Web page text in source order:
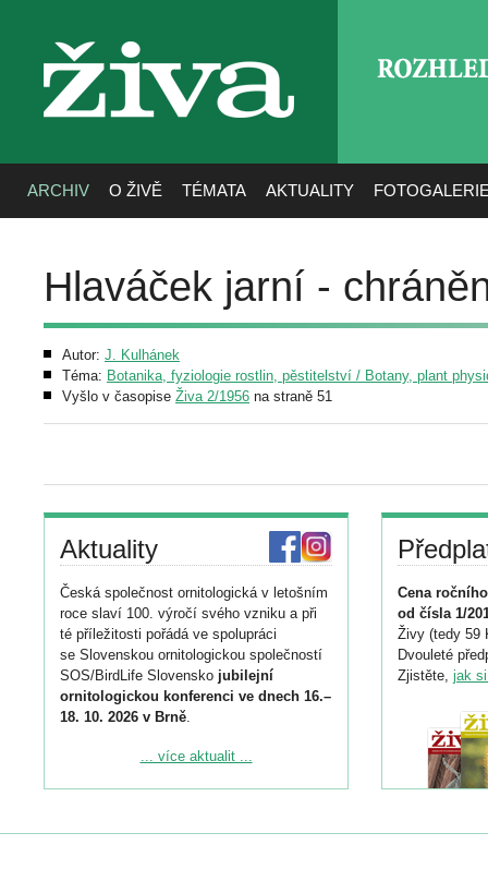
živa
ARCHIV O ŽIVĚ TÉMATA AKTUALITY
Hlaváček jarní -
Autor: J. Kulhánek
Téma: Botanika, fyziologie rostlin, pěstitelství / Botany, plant
Vyšlo v časopise Živa 2/1956 na straně 51
Aktuality
Česká společnost ornitologická v letošním
roce slaví 100. výročí svého vzniku a při
té příležitosti pořádá ve spolupráci
se Slovenskou ornitologickou společností
SOS/BirdLife Slovensko jubilejní
ornitologickou konferenci ve dnech 16.–
18. 10. 2026 v Brně.
Podrobnější informace ke konferenci
Registrovat se můžete do 6. září.
... více aktualit ...
Cena
od čísla 1/
Živy (tedy 59
Dvouleté
Zjistěte, jak